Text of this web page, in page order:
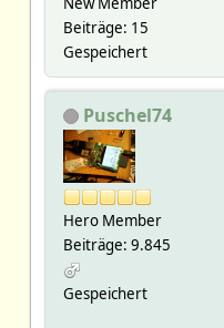
Beiträge: 15
Gespeichert
Puschel74
Hero Member
Beiträge: 9.845
Gespeichert